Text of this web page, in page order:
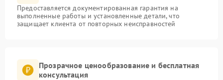
Предоставляется документированная гарантия на
выполненные работы и установленные детали, что
защищает клиента от повторных неисправностей
Прозрачное ценообразование и бесплатная
консультация